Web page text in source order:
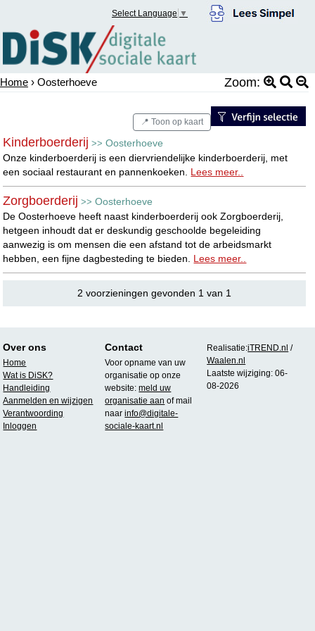
Select Language ▼
Home › Oosterhoeve Zoom:
📍 Toon op kaart
Kinderboerderij >>Oosterhoeve
Onze kinderboerderij is een diervriendelijke kinderboerderij, met
een sociaal restaurant en pannenkoeken. Lees meer..
Zorgboerderij >>Oosterhoeve
De Oosterhoeve heeft naast kinderboerderij ook Zorgboerderij,
hetgeen inhoudt dat er deskundig geschoolde begeleiding
aanwezig is om mensen die een afstand tot de arbeidsmarkt
hebben, een fijne dagbesteding te bieden. Lees meer..
2 voorzieningen gevonden 1 van 1
Over ons
Home
Wat is DiSK?
Handleiding
Aanmelden en wijzigen
Verantwoording
Inloggen
Contact
Voor opname van uw
organisatie op onze
website:meld uw
organisatie aan of mail
naarinfo@digitale-
sociale-kaart.nl
Realisatie:iTREND.nl /
Waalen.nl
Laatste wijziging: 06-
08-2026